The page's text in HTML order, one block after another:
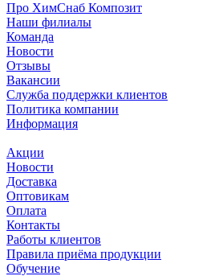
Про ХимСнаб Композит
Наши филиалы
Команда
Новости
Отзывы
Вакансии
Служба поддержки клиентов
Политика компании
Информация
Акции
Новости
Доставка
Оптовикам
Оплата
Контакты
Работы клиентов
Правила приёма продукции
Обучение